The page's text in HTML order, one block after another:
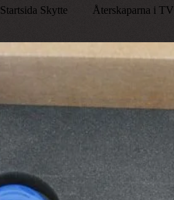
Startsida Skytte Återskaparna i TV